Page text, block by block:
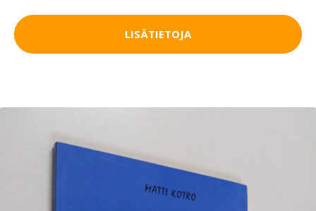
LISÄTIETOJA